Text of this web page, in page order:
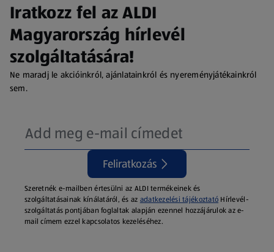
Iratkozz fel az ALDI
Magyarország hírlevél
szolgáltatására!
Ne maradj le akcióinkról, ajánlatainkról és nyereményjátékainkról
sem.
Feliratkozás
Szeretnék e-mailben értesülni az ALDI termékeinek és
szolgáltatásainak kínálatáról, és az adatkezelési tájékoztató Hírlevél-
szolgáltatás pontjában foglaltak alapján ezennel hozzájárulok az e-
mail címem ezzel kapcsolatos kezeléséhez.